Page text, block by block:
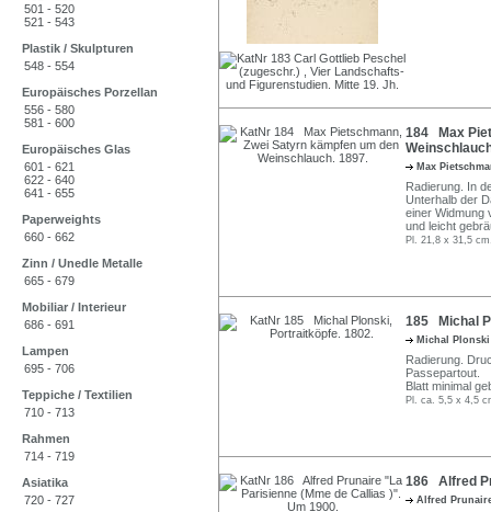
501 - 520
521 - 543
Plastik / Skulpturen
548 - 554
Europäisches Porzellan
556 - 580
581 - 600
Europäisches Glas
601 - 621
622 - 640
641 - 655
Paperweights
660 - 662
Zinn / Unedle Metalle
665 - 679
Mobiliar / Interieur
686 - 691
Lampen
695 - 706
Teppiche / Textilien
710 - 713
Rahmen
714 - 719
Asiatika
720 - 727
184 Max
Max
Radierung. In
Unterhalb der
einer Widmung
und leicht
Pl. 21,8 x 31,5
185 Michal
Michal
Radierung.
Passepartout.
Blatt minimal
Pl. ca. 5,5 x 4,5
186 Alfred
Alfred